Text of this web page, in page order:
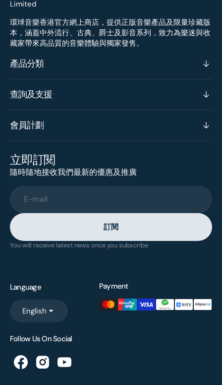
環球音樂香港官方網上商店，提供正版音樂產品及限量珍藏版
本，涵蓋中外流行、古典、爵士及影音系列，致力為樂迷與收
藏家帶來高品質的音樂體驗與獨家發售。
產品分類
查詢及支援
會員計劃
立即訂閱
隨時隨地接收我們最新的優惠及推廣
E-mail
訂閱
You will receive latest news once you subscribe
Language
English
Payment
Follow Us On Social